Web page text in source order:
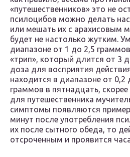
«путешественников» это не
псилоцибов можно делать
или мешать их с арахисовым
будет не настолько жутким.
диапазоне от 1 до 2,5
«трип», который длится от 3
доза для восприятия
находится в диапазоне от
граммов в пятнадцать, скорее
для путешественника
симптомы появляются
минут после употребления
их после сытного обеда, то
отсроченным и проявится